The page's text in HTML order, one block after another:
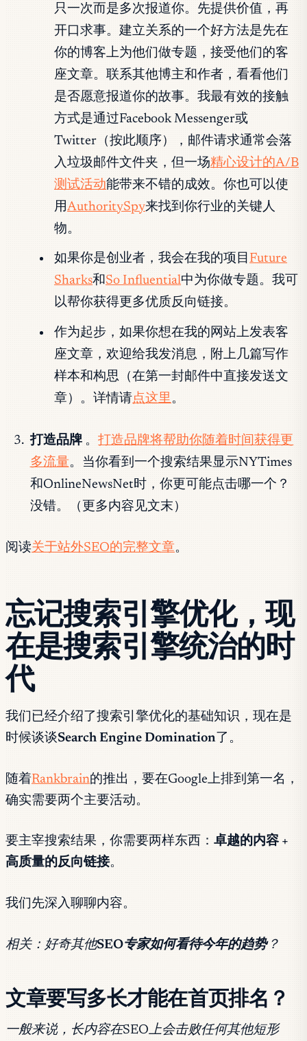
只一次而是多次报道你。先提供价值，再
开口求事。建立关系的一个好方法是先在
你的博客上为他们做专题，接受他们的客
座文章。联系其他博主和作者，看看他们
是否愿意报道你的故事。我最有效的接触
方式是通过Facebook Messenger或
Twitter（按此顺序），邮件请求通常会落
入垃圾邮件文件夹，但一场精心设计的A/B
测试活动能带来不错的成效。你也可以使
用AuthoritySpy来找到你行业的关键人
物。
如果你是创业者，我会在我的项目 Future
Sharks和So Influential中为你做专题。我可
以帮你获得更多优质反向链接。
作为起步，如果你想在我的网站上发表客
座文章，欢迎给我发消息，附上几篇写作
样本和构思（在第一封邮件中直接发送文
章）。详情请点这里 。
打造品牌 。打造品牌将帮助你随着时间获得更
多流量。当你看到一个搜索结果显示NYTimes
和OnlineNewsNet时，你更可能点击哪一个？
没错。（更多内容见文末）
阅读关于站外SEO的完整文章。
忘记搜索引擎优化，现
在是搜索引擎统治的时
代
我们已经介绍了搜索引擎优化的基础知识，现在是
时候谈谈Search Engine Domination 了。
随着Rankbrain的推出，要在Google上排到第一名，
确实需要两个主要活动。
要主宰搜索结果，你需要两样东西： 卓越的内容 +
高质量的反向链接。
我们先深入聊聊内容。
相关：好奇其他SEO专家如何看待今年的趋势？
文章要写多长才能在首页排名？
一般来说，长内容在SEO上会击败任何其他短形